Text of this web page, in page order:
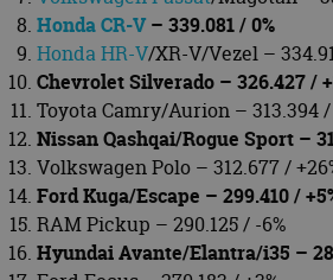
Honda CR-V– 339.081 / 0%
Honda HR-V/XR-V/Vezel –
Chevrolet Silverado – 326.427 /
Toyota Camry/Aurion – 313.394 /
Nissan Qashqai/Rogue Sport –
Volkswagen Polo – 312.677 /
Ford Kuga/Escape – 299.410 /
RAM Pickup – 290.125 / -6%
Hyundai Avante/Elantra/i35 –